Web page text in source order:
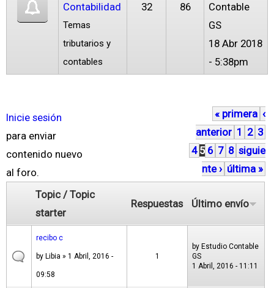
Contabilidad
Temas
tributarios y
contables
32 86
Contable
GS
18 Abr 2018
- 5:38pm
Inicie sesión
para enviar
contenido nuevo
al foro.
P
á
g
i
s
« primera ‹
anterior 1 2 3
4 5 6 7 8 siguie
nte › última »
Topic / Topic
starter
Respuestas Último envío
recibo c
by Libia » 1 Abril, 2016 -
09:58
1
by Estudio Contable
GS
1 Abril, 2016 - 11:11